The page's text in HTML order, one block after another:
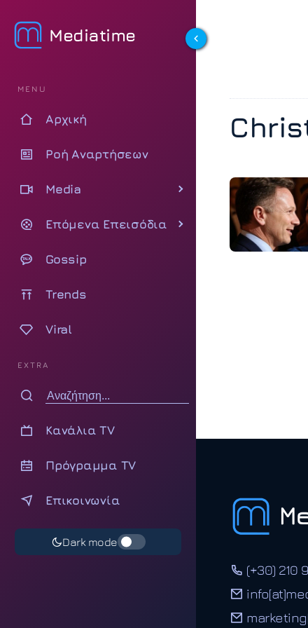
Mediatime
MENU
Αρχική
Ροή Αναρτήσεων
Media
Επόμενα Επεισόδια
Gossip
Trends
Viral
EXTRA
Κανάλια TV
Πρόγραμμα TV
Επικοινωνία
Dark mode
(+30) 210